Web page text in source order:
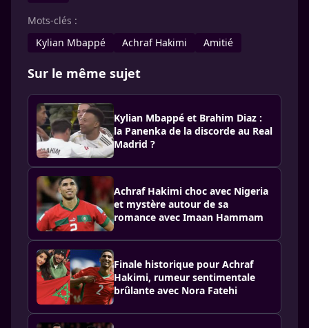
Mots-clés :
Kylian Mbappé
Achraf Hakimi Amitié
Sur le même sujet
Kylian Mbappé et Brahim Diaz :
la Panenka de la discorde au Real
Madrid ?
Achraf Hakimi choc avec Nigeria
et mystère autour de sa
romance avec Imaan Hammam
Finale historique pour Achraf
Hakimi, rumeur sentimentale
brûlante avec Nora Fatehi